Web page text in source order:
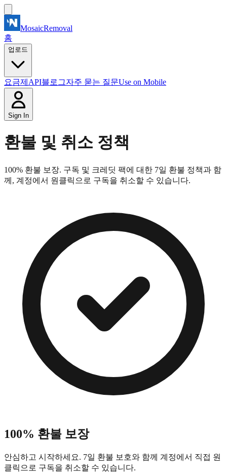
MosaicRemoval
홈
업로드
요금제 API블로그자주 묻는 질문Use on Mobile
Sign In
환불 및 취소 정책
100% 환불 보장. 구독 및 크레딧 팩에 대한 7일 환불 정책과 함
께, 계정에서 원클릭으로 구독을 취소할 수 있습니다.
100% 환불 보장
안심하고 시작하세요. 7일 환불 보호와 함께 계정에서 직접 원
클릭으로 구독을 취소할 수 있습니다.